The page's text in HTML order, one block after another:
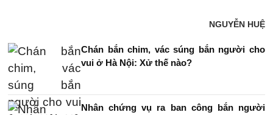
NGUYỄN HUỆ
Chán bắn chim, vác súng bắn người cho
vui ở Hà Nội: Xử thế nào?
Nhân chứng vụ ra ban công bắn người